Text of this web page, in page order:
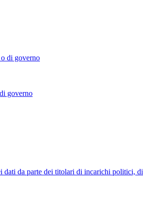
di governo
governo
dati da parte dei titolari di incarichi politici,